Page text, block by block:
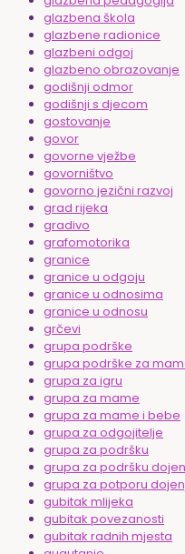
glazbena škola
glazbene radionice
glazbeni odgoj
glazbeno obrazovanje
godišnji odmor
godišnji s djecom
gostovanje
govor
govorne vježbe
govorništvo
govorno jezični razvoj
grad rijeka
gradivo
grafomotorika
granice
granice u odgoju
granice u odnosima
granice u odnosu
grčevi
grupa podrške
grupa podrške za
grupa za igru
grupa za mame
grupa za mame i bebe
grupa za odgojitelje
grupa za podršku
grupa za podršku
grupa za potporu
gubitak mlijeka
gubitak povezanosti
gubitak radnih mjesta